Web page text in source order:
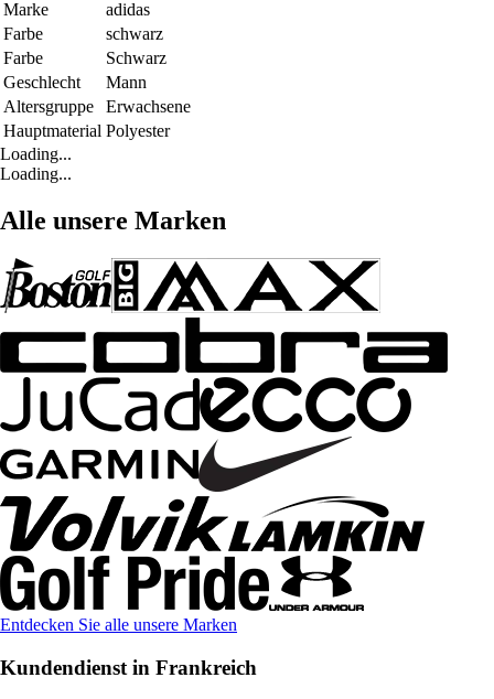
Marke
adidas
Farbe
schwarz
Farbe
Schwarz
Geschlecht
Mann
Altersgruppe
Erwachsene
Hauptmaterial Polyester
Loading...
Loading...
Alle unsere Marken
Entdecken Sie alle unsere Marken
Kundendienst in Frankreich